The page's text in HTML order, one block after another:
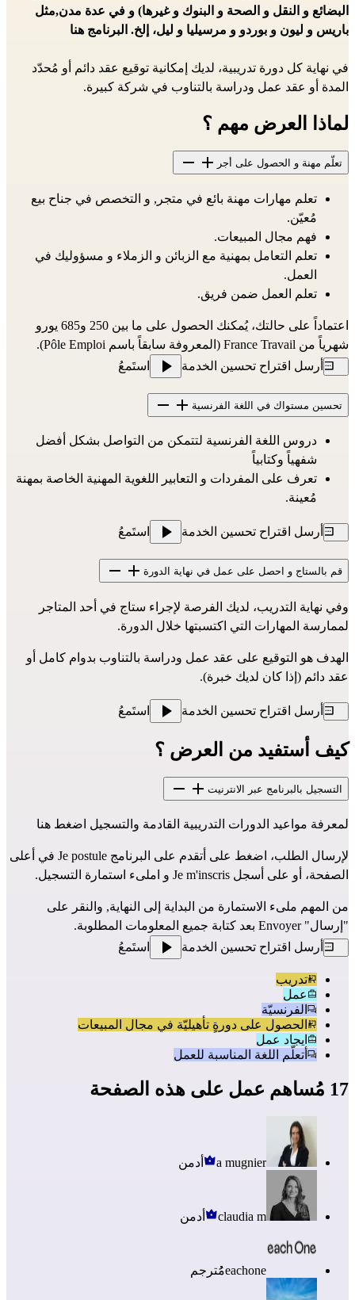
البضائع و النقل و الصحة و البنوك و غيرها) و في عدة مدن,مثل
باريس و ليون و بوردو و مرسيليا و ليل، إلخ. البرنامج هنا
في نهاية كل دورة تدريبية، لديك إمكانية توقيع عقد دائم أو مُحدّد
المدة أو عقد عمل ودراسة بالتناوب في شركة كبيرة.
لماذا العرض مهم ؟
تعلّم مهنة و الحصول على أجر
تعلم مهارات مهنة بائع في متجر, و التخصص في جناح بيع
مُعيّن.
فهم مجال المبيعات.
تعلم التعامل بمهنية مع الزبائن و الزملاء و مسؤوليك في
العمل.
تعلم العمل ضمن فريق.
اعتماداً على حالتك، يُمكنك الحصول على ما بين 250 و685 يورو
شهرياً من France Travail (المعروفة سابقاً باسم Pôle Emploi).
أرسل اقتراح تحسين الخدمة
استَمعُ
تحسين مستواك في اللغة الفرنسية
دروس اللغة الفرنسية لتتمكن من التواصل بشكل أفضل
شفهياً وكتابياً
تعرف على المفردات و التعابير اللغوية المهنية الخاصة بمهنة
مُعينة.
أرسل اقتراح تحسين الخدمة استَمعُ
قم بالستاج و احصل على عمل في نهاية الدورة
وفي نهاية التدريب، لديك الفرصة لإجراء ستاج في أحد المتاجر
لممارسة المهارات التي اكتسبتها خلال الدورة.
الهدف هو التوقيع على عقد عمل ودراسة بالتناوب بدوام كامل أو
عقد دائم (إذا كان لديك خبرة).
أرسل اقتراح تحسين الخدمة استَمعُ
كيف أستفيد من العرض ؟
التسجيل بالبرنامج عبر الانترنيت
لمعرفة مواعيد الدورات التدريبية القادمة والتسجيل اضغط هنا
لإرسال الطلب، اضغط على أتقدم على البرنامج Je postule في أعلى
الصفحة، أو على أسجل Je m'inscris و املىء استمارة التسجيل.
من المهم ملىء الاستمارة من البداية إلى النهاية, والنقر على
"إرسال" Envoyer بعد كتابة جميع المعلومات المطلوبة.
أرسل اقتراح تحسين الخدمة
استَمعُ
تدريب
عمل
الفرنسيّة
الحصول على دورةٍ تأهيليّة في مجال المبيعات
ايجاد عمل
أتعلّم اللغة المناسبة للعمل
17 مُساهم عمل على هذه الصفحة
a mugnier أدمن
claudia m أدمن
eachoneمُُترجم